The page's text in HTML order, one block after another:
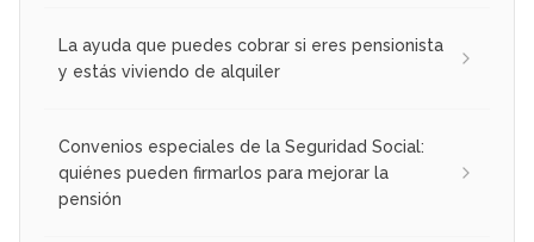
La ayuda que puedes cobrar si eres pensionista
y estás viviendo de alquiler
Convenios especiales de la Seguridad Social:
quiénes pueden firmarlos para mejorar la
pensión